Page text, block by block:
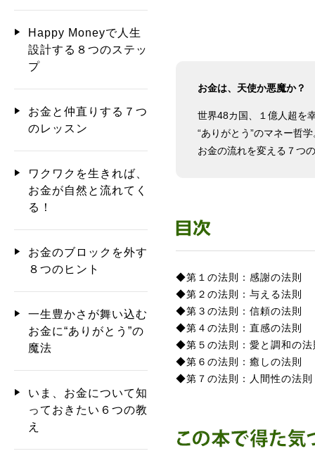
お金は、天使か悪魔か？
世界48カ国、１億人超を
“ありがとう”のマネー哲学
お金の流れを変える７つ
◆第１の法則：感謝の法則
◆第２の法則：与える法則
◆第３の法則：信頼の法則
◆第４の法則：直感の法則
◆第５の法則：愛と調和の法
◆第６の法則：癒しの法則
◆第７の法則：人間性の法則
Happy Moneyで人生
設計する８つのステッ
プ
お金と仲直りする７つ
のレッスン
ワクワクを生きれば、
お金が自然と流れてく
る！
お金のブロックを外す
８つのヒント
一生豊かさが舞い込む
お金に“ありがとう”の
魔法
いま、お金について知
っておきたい６つの教
え